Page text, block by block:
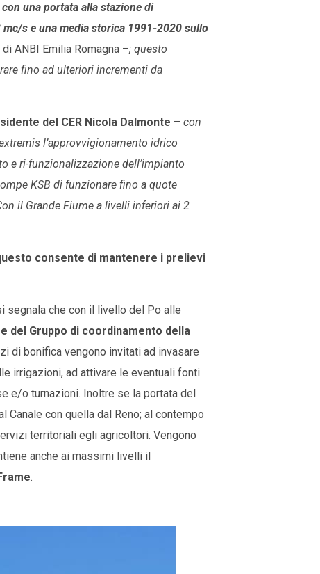
una portata alla stazione di
s e una media storica 1991-2020 sullo
ANBI Emilia Romagna –; questo
fino ad ulteriori incrementi da
del CER Nicola Dalmonte – con
l’approvvigionamento idrico
e ri-funzionalizzazione dell’impianto
KSB di funzionare fino a quote
il Grande Fiume a livelli inferiori ai 2
consente di mantenere i prelievi
segnala che con il livello del Po alle
del Gruppo di coordinamento della
di bonifica vengono invitati ad invasare
irrigazioni, ad attivare le eventuali fonti
e/o turnazioni. Inoltre se la portata del
con quella dal Reno; al contempo
territoriali egli agricoltori. Vengono
anche ai massimi livelli il
.